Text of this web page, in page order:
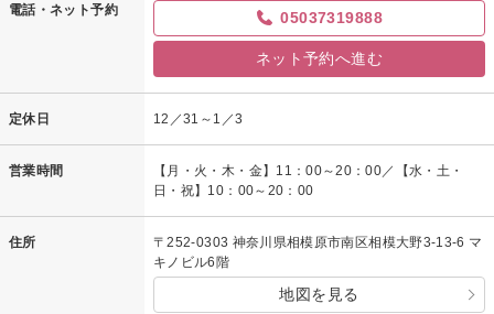
電話・ネット予約 05037319888
ネット予約へ進む
定休日 12／31～1／3
営業時間
【月・火・木・金】11：00～20：00／【水・土・
日・祝】10：00～20：00
住所
〒252-0303 神奈川県相模原市南区相模大野3-13-6 マ
キノビル6階
地図を見る